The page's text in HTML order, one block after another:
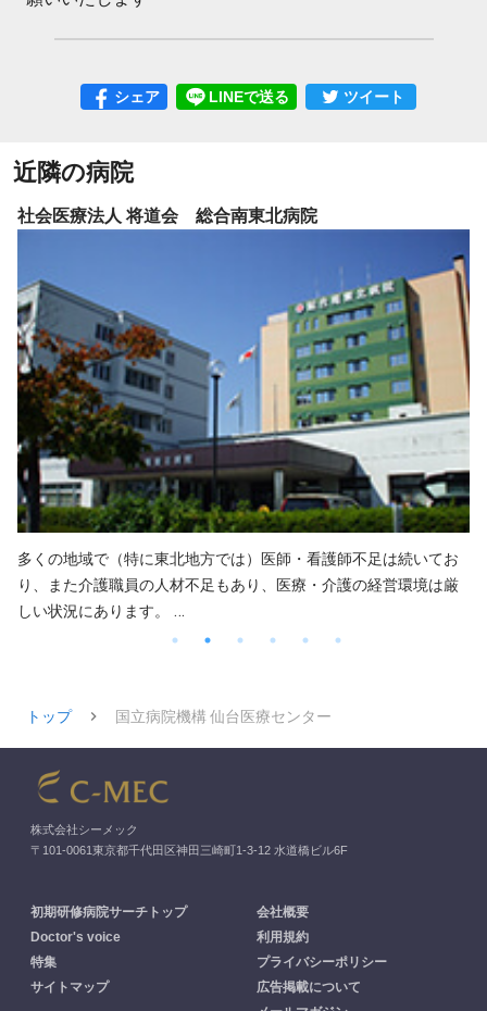
シェア LINEで送る ツイート
近隣の病院
社会医療法人 将道会 総合南東北病院
多くの地域で（特に東北地方では）医師・看護師不足は続いてお
り、また介護職員の人材不足もあり、医療・介護の経営環境は厳
しい状況にあります。 …
トップ 国立病院機構 仙台医療センター
株式会社シーメック
〒101-0061東京都千代田区神田三崎町1-3-12 水道橋ビル6F
初期研修病院サーチトップ
Doctor's voice
特集
サイトマップ
会社概要
利用規約
プライバシーポリシー
広告掲載について